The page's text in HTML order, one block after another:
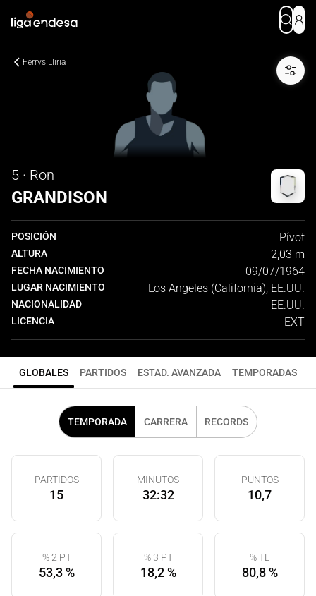
Ferrys Lliria
5 · Ron
GRANDISON
POSICIÓN Pívot
ALTURA 2,03 m
FECHA NACIMIENTO 09/07/1964
LUGAR NACIMIENTO Los Angeles (California), EE.UU.
NACIONALIDAD EE.UU.
LICENCIA EXT
GLOBALES PARTIDOS ESTAD. AVANZADA TEMPORADAS
TEMPORADA CARRERA RECORDS
PARTIDOS
15
MINUTOS
32:32
PUNTOS
10,7
% 2 PT
53,3 %
% 3 PT
18,2 %
% TL
80,8 %